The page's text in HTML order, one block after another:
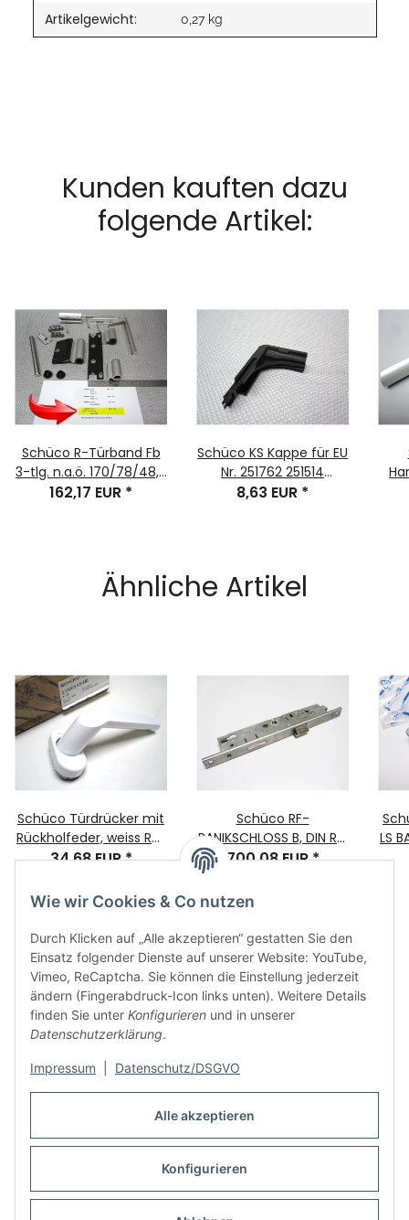
Alle akzeptieren
Konfigurieren
Wie wir Cookies & Co nutzen
Durch Klicken auf „Alle akzeptieren“ gestatten Sie den
Einsatz folgender Dienste auf unserer Website: YouTube,
Vimeo, ReCaptcha. Sie können die Einstellung jederzeit
ändern (Fingerabdruck-Icon links unten). Weitere Details
finden Sie unter Konfigurieren und in unserer
Datenschutzerklärung.
Impressum Datenschutz/DSGVO
Artikelgewicht: 0,27 kg
Kunden kauften dazu
folgende Artikel:
Schüco R-Türband Fb
3-tlg. n.a.ö. 170/78/48,5
ALU CO 2.GEN.
162,17 EUR *
Schüco KS Kappe für EU
Nr. 251762 251514
Bauteil-Nr. 251432.02
8,63 EUR *
Ähnliche Artikel
Schüco Türdrücker mit
Rückholfeder, weiss RAL
9016, 1 Stück, RT-LT
50mm, Artikelnummer:
210606
34,68 EUR*
Schüco RF-
PANIKSCHLOSS B, DIN RS,
34/92/9 U320x24
700,08 EUR*
LS
Informationen
Rechtliches
Vertrag widerrufen